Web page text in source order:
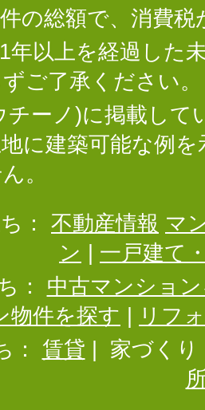
の総額で、消費
年以上を経過した
ご了承ください。
チーノ)に掲載して
に建築可能な例
。
： 不動産情報 マ
ン
一戸建て
：
中古マンショ
物件を探す
リフ
：
賃貸
家づくり